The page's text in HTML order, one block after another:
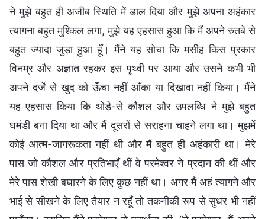
ने मुझे बहुत ही अजीब स्थिति में डाल दिया और मुझे अपना अहंकार
त्यागना बहुत मुश्किल लगा, मुझे यह एहसास हुआ कि मैं अपने रुतबे से
बहुत ज्यादा जुड़ा हुआ हूँ। मैंने यह सोचा कि मसीह किस प्रकार
विनम्र और अज्ञात रहकर इस पृथ्वी पर आया और उसने कभी भी
अपने दर्जे से खुद को ऊँचा नहीं आँका या दिखावा नहीं किया। मैंने
यह एहसास किया कि थोड़े-से कौशल और उपलब्धि ने मुझे बहुत
घमंडी बना दिया था और मैं दूसरों से सराहना चाहने लगा था। मुझमें
कोई आत्म-जागरूकता नहीं थी और मैं बहुत ही अहंकारी था। मेरे
पास जो कौशल और प्रतिभाएँ थीं वे परमेश्वर ने प्रदान की थीं और
मेरे पास शेखी बघारने के लिए कुछ नहीं था। अगर मैं अहं त्यागने और
भाई से सीखने के लिए तैयार न रहूँ तो तकनीकी रूप से सुधर भी नहीं